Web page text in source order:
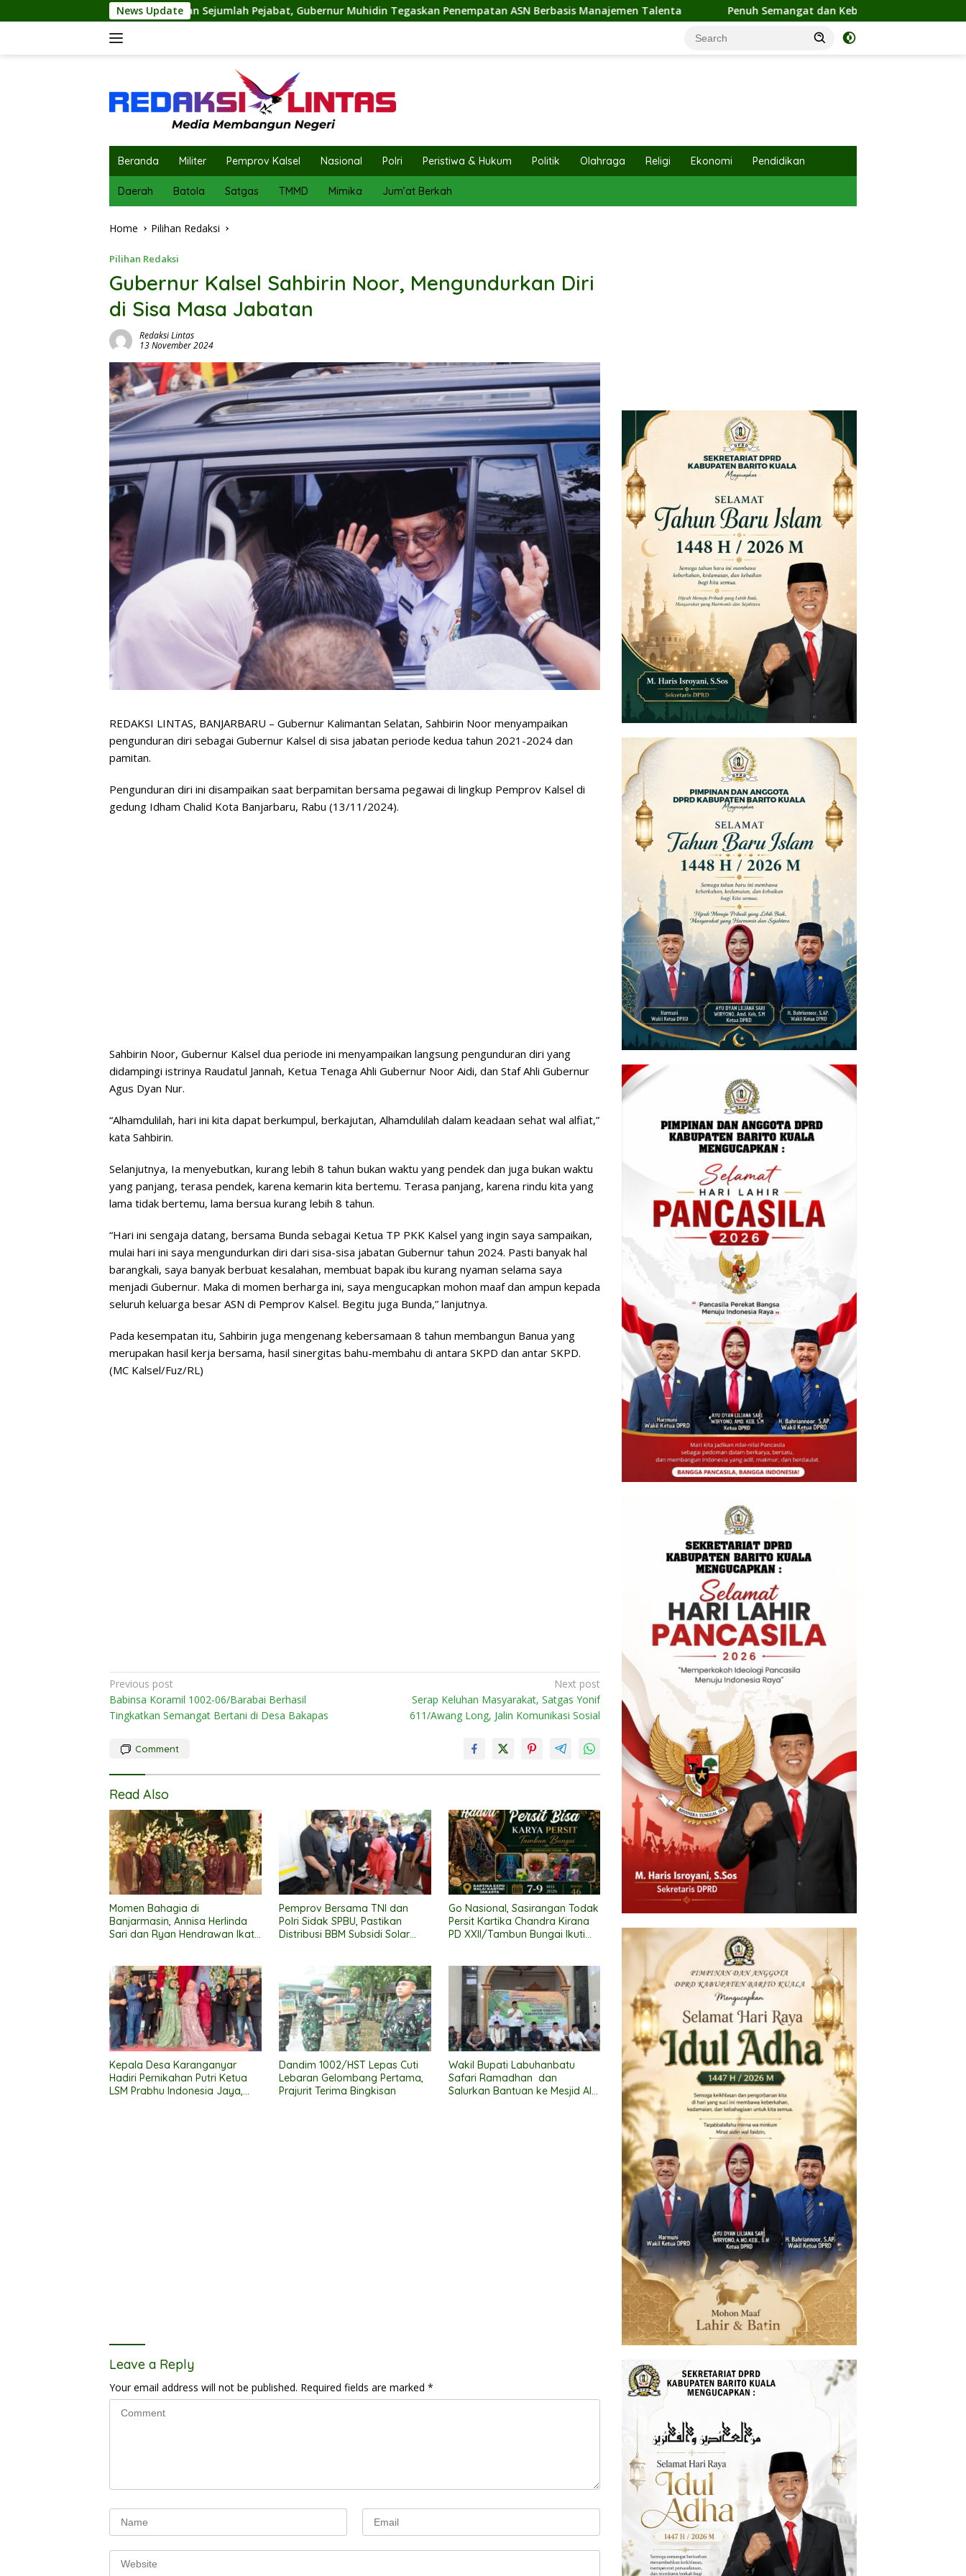
to
News Update
dan Sejumlah Pejabat, Gubernur Muhidin Tegaskan Penempatan ASN Berbasis Manajemen Talenta Penuh Semangat dan Kebersamaan, Ketua TP PKK Hj. Fathul Jannah Hadiri
Beranda Militer Pemprov Kalsel Nasional Polri Peristiwa & Hukum Politik Olahraga Religi Ekonomi Pendidikan
Daerah Batola Satgas TMMD Mimika Jum’at Berkah
Home Pilihan Redaksi
Pilihan Redaksi
Gubernur Kalsel Sahbirin Noor, Mengundurkan Diri
di Sisa Masa Jabatan
Redaksi Lintas
13 November 2024
REDAKSI LINTAS, BANJARBARU – Gubernur Kalimantan Selatan, Sahbirin Noor menyampaikan
pengunduran diri sebagai Gubernur Kalsel di sisa jabatan periode kedua tahun 2021-2024 dan
pamitan.
Pengunduran diri ini disampaikan saat berpamitan bersama pegawai di lingkup Pemprov Kalsel di
gedung Idham Chalid Kota Banjarbaru, Rabu (13/11/2024).
Sahbirin Noor, Gubernur Kalsel dua periode ini menyampaikan langsung pengunduran diri yang
didampingi istrinya Raudatul Jannah, Ketua Tenaga Ahli Gubernur Noor Aidi, dan Staf Ahli Gubernur
Agus Dyan Nur.
“Alhamdulilah, hari ini kita dapat berkumpul, berkajutan, Alhamdulilah dalam keadaan sehat wal alfiat,”
kata Sahbirin.
Selanjutnya, Ia menyebutkan, kurang lebih 8 tahun bukan waktu yang pendek dan juga bukan waktu
yang panjang, terasa pendek, karena kemarin kita bertemu. Terasa panjang, karena rindu kita yang
lama tidak bertemu, lama bersua kurang lebih 8 tahun.
“Hari ini sengaja datang, bersama Bunda sebagai Ketua TP PKK Kalsel yang ingin saya sampaikan,
mulai hari ini saya mengundurkan diri dari sisa-sisa jabatan Gubernur tahun 2024. Pasti banyak hal
barangkali, saya banyak berbuat kesalahan, membuat bapak ibu kurang nyaman selama saya
menjadi Gubernur. Maka di momen berharga ini, saya mengucapkan mohon maaf dan ampun kepada
seluruh keluarga besar ASN di Pemprov Kalsel. Begitu juga Bunda,” lanjutnya.
Pada kesempatan itu, Sahbirin juga mengenang kebersamaan 8 tahun membangun Banua yang
merupakan hasil kerja bersama, hasil sinergitas bahu-membahu di antara SKPD dan antar SKPD.
(MC Kalsel/Fuz/RL)
Post
navigation
Previous post
Babinsa Koramil 1002-06/Barabai Berhasil
Tingkatkan Semangat Bertani di Desa Bakapas
Next post
Serap Keluhan Masyarakat, Satgas Yonif
611/Awang Long, Jalin Komunikasi Sosial
Comment
Read Also
Momen Bahagia di
Banjarmasin, Annisa Herlinda
Sari dan Ryan Hendrawan Ikat
Pemprov Bersama TNI dan
Polri Sidak SPBU, Pastikan
Distribusi BBM Subsidi Solar
Go Nasional, Sasirangan Todak
Persit Kartika Chandra Kirana
PD XXII/Tambun Bungai Ikuti
Kepala Desa Karanganyar
Hadiri Pernikahan Putri Ketua
LSM Prabhu Indonesia Jaya,
Dandim 1002/HST Lepas Cuti
Lebaran Gelombang Pertama,
Prajurit Terima Bingkisan
Wakil Bupati Labuhanbatu
Safari Ramadhan dan
Salurkan Bantuan ke Mesjid Al
Leave a Reply
Your email address will not be published. Required fields are marked *